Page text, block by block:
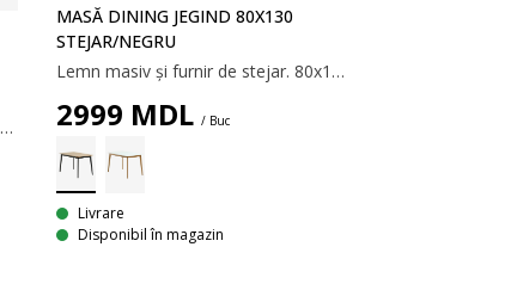
Masă rotundă realizată din panouri transparente cu plăci MDF și detalii suplimentare din oțel. Blatul are o margine rotunjită. 100 x 75 cm.
MASĂ DINING JEGIND 80X130
STEJAR/NEGRU
Lemn masiv și furnir de stejar. 80x130x75 cm
2999 MDL / Buc
Livrare
Disponibil în magazin